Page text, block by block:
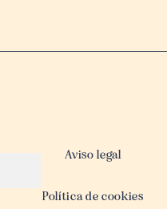
Aviso legal
Política de cookies